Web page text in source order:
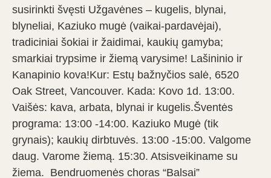
susirinkti švęsti Užgavėnes – kugelis, blynai,
blyneliai, Kaziuko mugė (vaikai-pardavėjai),
tradiciniai šokiai ir žaidimai, kaukių gamyba;
smarkiai trypsime ir žiemą varysime! Lašininio ir
Kanapinio kova!Kur: Estų bažnyčios salė, 6520
Oak Street, Vancouver. Kada: Kovo 1d. 13:00.
Vaišės: kava, arbata, blynai ir kugelis.Šventės
programa: 13:00 -14:00. Kaziuko Mugė (tik
grynais); kaukių dirbtuvės. 13:00 -15:00. Valgome
daug. Varome žiemą. 15:30. Atsisveikiname su
žiema. Bendruomenės choras “Balsai”